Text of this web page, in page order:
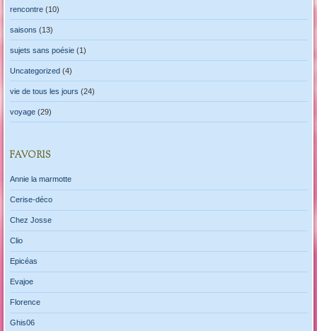
rencontre(10)
saisons (13)
sujets sans poésie(1)
Uncategorized(4)
vie de tous les jours (24)
voyage(29)
FAVORIS
Annie la marmotte
Cerise-déco
Chez Josse
Clio
Epicéas
Evajoe
Florence
Ghis06